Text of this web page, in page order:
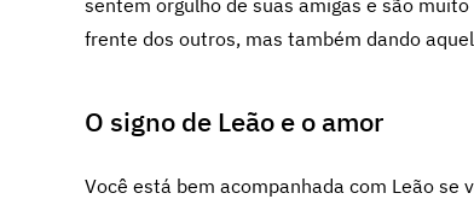
sentem orgulho de suas amigas e são
frente dos outros, mas também dando
O signo de Leão e o amor
Você está bem acompanhada com Leão se